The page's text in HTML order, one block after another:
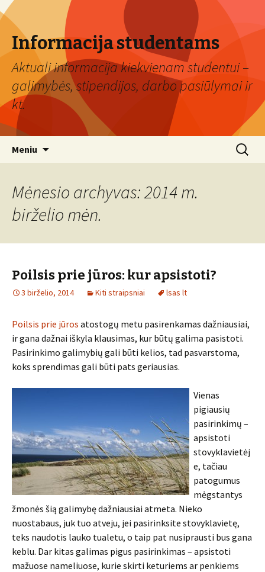
Informacija studentams
Aktuali informacija kiekvienam studentui –
galimybės, stipendijos, darbo pasiūlymai ir
kt.
Meniu Ieškoti:
Mėnesio archyvas: 2014 m.
birželio mėn.
Poilsis prie jūros: kur apsistoti?
3 birželio, 2014 Kiti straipsniai lsas lt
Poilsis prie jūros atostogų metu pasirenkamas dažniausiai,
ir gana dažnai iškyla klausimas, kur būtų galima pasistoti.
Pasirinkimo galimybių gali būti kelios, tad pasvarstoma,
koks sprendimas gali būti pats geriausias.
Vienas
pigiausių
pasirinkimų –
apsistoti
stovyklavietėj
e, tačiau
patogumus
mėgstantys
žmonės šią galimybę dažniausiai atmeta. Nieko
nuostabaus, juk tuo atveju, jei pasirinksite stovyklavietę,
teks naudotis lauko tualetu, o taip pat nusiprausti bus gana
keblu. Dar kitas galimas pigus pasirinkimas – apsistoti
mažuose nameliuose, kurie skirti keturiems ar penkiems